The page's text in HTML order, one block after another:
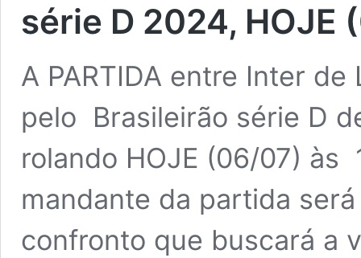
série D 2024, HOJE
A PARTIDA entre Inter
pelo Brasileirão série D
rolando HOJE (06/07) às
mandante da partida
confronto que buscará a